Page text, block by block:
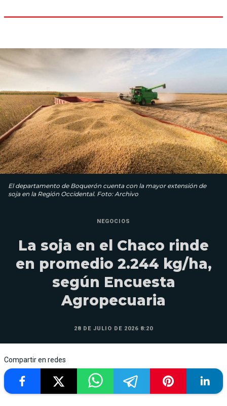
El departamento de Boquerón cuenta con la mayor extensión de
soja en la Región Occidental. Foto: Archivo
NEGOCIOS
La soja en el Chaco rinde
en promedio 2.244 kg/ha,
según Encuesta
Agropecuaria
28 DE JULIO DE 2026 8:20
Compartir en redes